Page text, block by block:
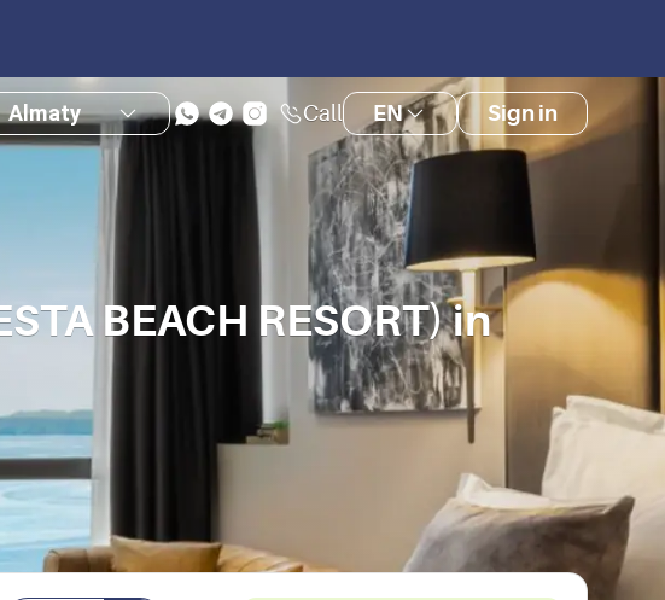
Almaty Call EN Sign in
BEACH RESORT) in